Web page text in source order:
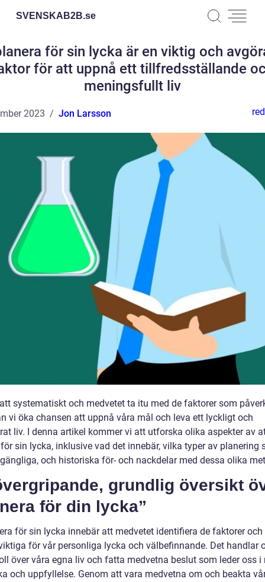
SVENSKAB2B.se
för sin lycka är en viktig och
för att uppnå ett tillfredsställande
meningsfullt liv
2023 Jon Larsson
systematiskt och medvetet ta itu med de faktorer som
vi öka chansen att uppnå våra mål och leva ett lyckligt och
liv. I denna artikel kommer vi att utforska olika aspekter av
sin lycka, inklusive vad det innebär, vilka typer av planering
och historiska för- och nackdelar med dessa olika
grundlig översikt
för din lycka”
för sin lycka innebär att medvetet identifiera de faktorer
för vår personliga lycka och välbefinnande. Det handlar
över våra egna liv och fatta medvetna beslut som leder oss i
och uppfyllelse. Genom att vara medvetna om och beakta